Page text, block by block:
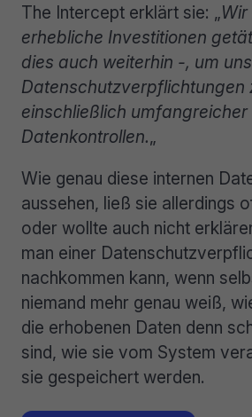
The Intercept erklärt sie: „
erhebliche Investitionen
dies auch weiterhin -, um
Datenschutzverpflichtungen
einschließlich umfangreicher
Datenkontrollen.„
Wie genau diese internen
aussehen, ließ sie allerdings
oder wollte auch nicht
man einer
nachkommen kann, wenn
niemand mehr genau weiß,
die erhobenen Daten denn
sind, wie sie vom System
sie gespeichert werden.